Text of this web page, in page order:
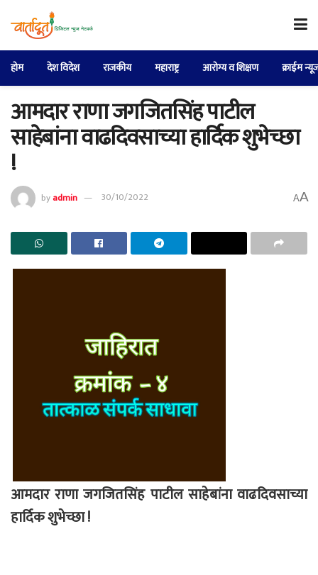
होम देश विदेश राजकीय महाराष्ट्र आरोग्य व शिक्षण क्राईम
आमदार राणा जगजितसिंह पाटील
साहेबांना वाढदिवसाच्या हार्दिक शुभेच्छा
!
byadmin 30/10/2022 AA
आमदार राणा जगजितसिंह पाटील साहेबांना वाढदिवसाच्या
हार्दिक शुभेच्छा !